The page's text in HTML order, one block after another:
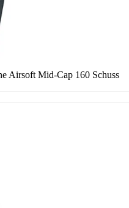
Airsoft Mid-Cap 160 Schuss